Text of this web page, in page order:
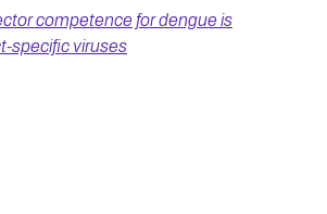
competence for dengue is
specific viruses